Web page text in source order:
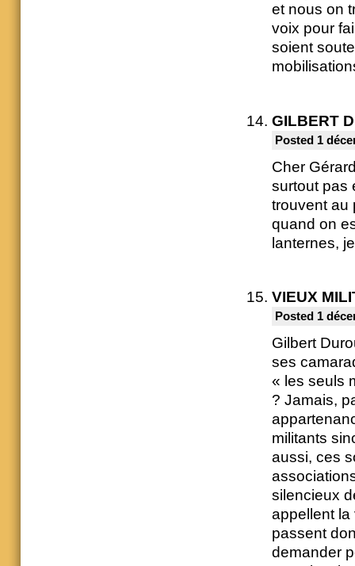
et nous on
voix pour
soient
GILBERT
Posted 1
Cher
surtout pas
trouvent au
quand on
lanternes,
VIEUX
Posted 1
Gilbert
ses
« les seuls
? Jamais,
militants
aussi, ces
silencieux
appellent la
passent
demander